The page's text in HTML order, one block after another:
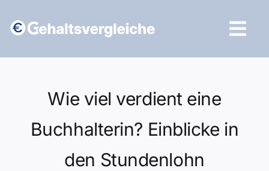
Inhalt
Wie viel verdient eine
Buchhalterin? Einblicke in
den Stundenlohn